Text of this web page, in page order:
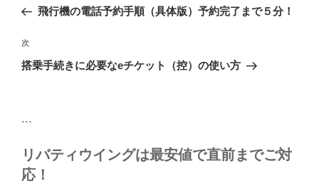
ナ
ビ
ゲ
ョ
の
稿
飛行機の電話予約手順（具体版）予約完了まで５分！
次
の
次
搭乗手続きに必要なeチケット（控）の使い方
```
リバティウイングは最安値で直前までご対
応！